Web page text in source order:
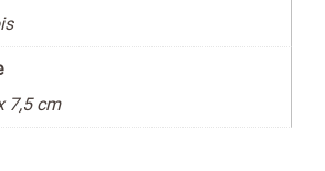
7,5 cm